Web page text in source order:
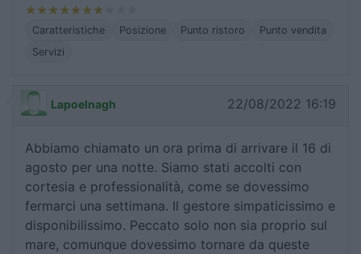
Caratteristiche Posizione Punto ristoro
Punto vendita
Servizi
Lapoelnagh 22/08/2022 16:19
Abbiamo chiamato un ora prima di arrivare il 16 di
agosto per una notte. Siamo stati accolti con
cortesia e professionalità, come se dovessimo
fermarci una settimana. Il gestore simpaticissimo e
disponibilissimo. Peccato solo non sia proprio sul
mare, comunque dovessimo tornare da queste